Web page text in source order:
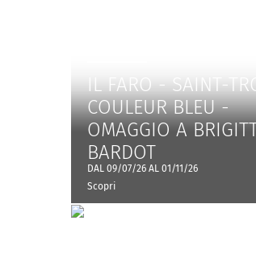
IL FARO - SAINT-
COULEUR BLEU -
OMAGGIO A
BARDOT
DAL 09/07/26 AL 01/11/26
Scopri